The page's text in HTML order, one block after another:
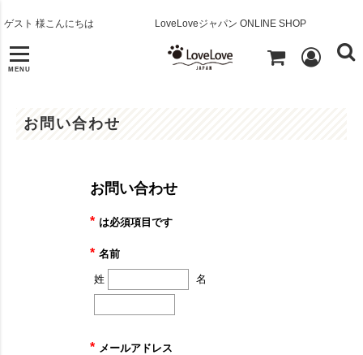
LoveLoveジャパン ONLINE SHOP
ゲスト 様こんにちは
MENU
お問い合わせ
お問い合わせ
* は必須項目です
* 名前
姓 名
* メールアドレス